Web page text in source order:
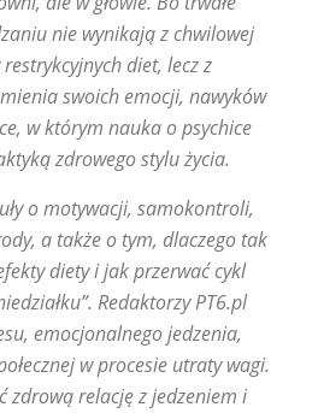
nie wynikają z chwilowej
diet, lecz z
swoich emocji, nawyków
w którym nauka o psychice
zdrowego stylu życia.
o motywacji, samokontroli,
a także o tym, dlaczego tak
diety i jak przerwać cykl
Redaktorzy PT6.pl
emocjonalnego jedzenia,
w procesie utraty wagi.
zdrową relację z jedzeniem i